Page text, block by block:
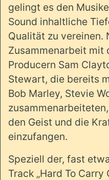
gelingt es den
Sound inhaltliche
Qualität zu vereinen.
Zusammenarbeit mit
Producern Sam
Stewart, die bereits
Bob Marley, Stevie
den Geist und die
einzufangen.
Speziell der, fast
Track „Hard To Carry